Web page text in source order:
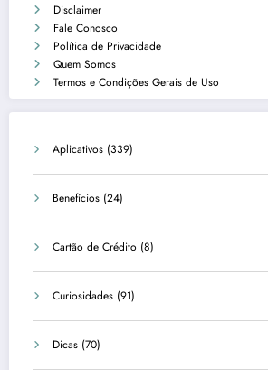
Disclaimer
Fale Conosco
Política de Privacidade
Quem Somos
Termos e Condições Gerais de Uso
Aplicativos (339)
Benefícios (24)
Cartão de Crédito (8)
Curiosidades (91)
Dicas (70)